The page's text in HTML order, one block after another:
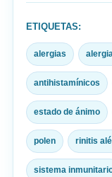
ETIQUETAS:
alergias
antihistamínicos
estado de ánimo
polen rinitis
sistema